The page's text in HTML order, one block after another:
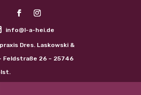
info@l-a-hei.de
Dres. Laskowski &
Feldstraße 26 – 25746